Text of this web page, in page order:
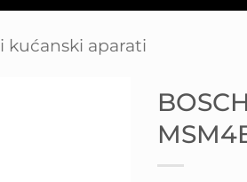
kućanski aparati